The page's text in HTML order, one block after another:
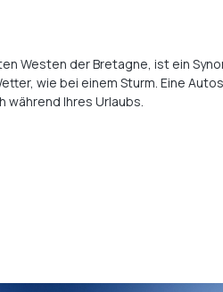
Westen der Bretagne, ist ein
wie bei einem Sturm. Eine
während Ihres Urlaubs.